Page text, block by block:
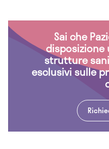
Sai che
disposizione
strutture
esclusivi sulle